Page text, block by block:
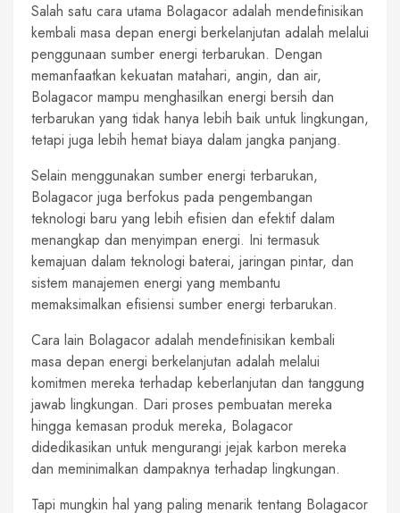
Salah satu cara utama Bolagacor adalah mendefinisikan
kembali masa depan energi berkelanjutan adalah melalui
penggunaan sumber energi terbarukan. Dengan
memanfaatkan kekuatan matahari, angin, dan air,
Bolagacor mampu menghasilkan energi bersih dan
terbarukan yang tidak hanya lebih baik untuk lingkungan,
tetapi juga lebih hemat biaya dalam jangka panjang.
Selain menggunakan sumber energi terbarukan,
Bolagacor juga berfokus pada pengembangan
teknologi baru yang lebih efisien dan efektif dalam
menangkap dan menyimpan energi. Ini termasuk
kemajuan dalam teknologi baterai, jaringan pintar, dan
sistem manajemen energi yang membantu
memaksimalkan efisiensi sumber energi terbarukan.
Cara lain Bolagacor adalah mendefinisikan kembali
masa depan energi berkelanjutan adalah melalui
komitmen mereka terhadap keberlanjutan dan tanggung
jawab lingkungan. Dari proses pembuatan mereka
hingga kemasan produk mereka, Bolagacor
didedikasikan untuk mengurangi jejak karbon mereka
dan meminimalkan dampaknya terhadap lingkungan.
Tapi mungkin hal yang paling menarik tentang Bolagacor